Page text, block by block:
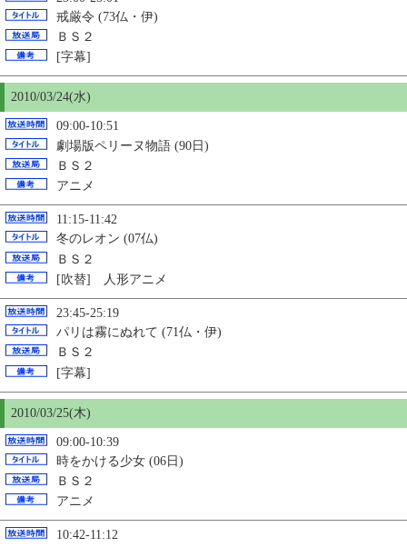
戒厳令 (73仏・伊)
ＢＳ２
[字幕]
2010/03/24(水)
09:00-10:51
劇場版ペリーヌ物語 (90日)
ＢＳ２
アニメ
11:15-11:42
冬のレオン (07仏)
ＢＳ２
[吹替] 人形アニメ
23:45-25:19
パリは霧にぬれて (71仏・伊)
ＢＳ２
[字幕]
2010/03/25(木)
09:00-10:39
時をかける少女 (06日)
ＢＳ２
アニメ
10:42-11:12